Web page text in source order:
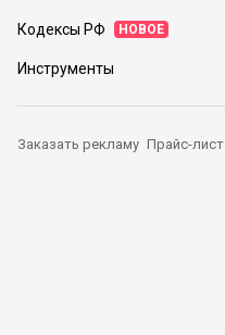
Кодексы РФ НОВОЕ
Инструменты
Заказать рекламу Прайс-лист